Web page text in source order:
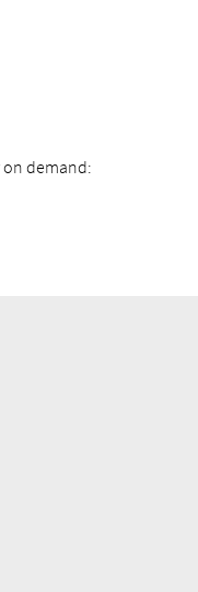
demand: